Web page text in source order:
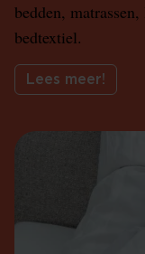
bedden,
bedtextiel.
Lees meer!